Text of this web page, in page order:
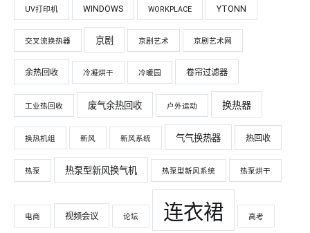
UV打印机 WINDOWS WORKPLACE YTONN
交叉流换热器 京剧 京剧艺术 京剧艺术网
余热回收 冷凝烘干 冷暖园 卷帘过滤器
工业热回收 废气余热回收 户外运动 换热器
换热机组 新风 新风系统 气气换热器 热回收
热泵 热泵型新风换气机 热泵型新风系统 热泵烘干
电商 视频会议 论坛 连衣裙 高考